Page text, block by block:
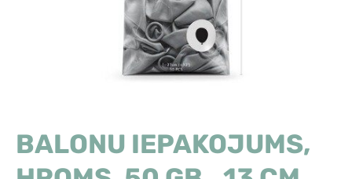
BALONU IEPAKOJUMS,